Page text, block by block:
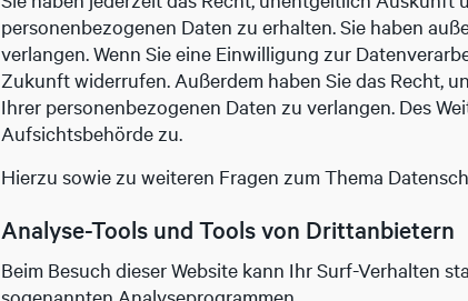
personenbezogenen Daten zu erhalten. Sie haben
verlangen. Wenn Sie eine Einwilligung zur
Zukunft widerrufen. Außerdem haben Sie das Recht,
Ihrer personenbezogenen Daten zu verlangen. Des
Aufsichtsbehörde zu.
Hierzu sowie zu weiteren Fragen zum Thema
Analyse-Tools und Tools von Dritt­anbietern
Beim Besuch dieser Website kann Ihr Surf-Verhalten